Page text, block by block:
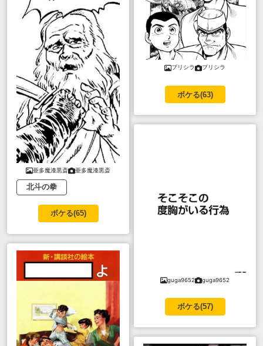
亜多魔漆黒斎 亜多魔漆黒斎
北斗の拳
ボケる(65)
プリシラ プリシラ
ボケる(63)
guga9652 guga9652
ボケる(57)